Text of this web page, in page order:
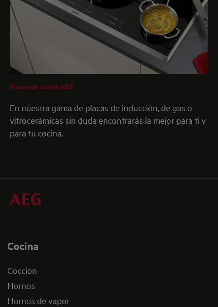
Placas de cocina AEG
En nuestra gama de placas de inducción, de gas o
vitrocerámicas sin duda encontrarás la mejor para ti y
para tu cocina.
Cocina
Cocción
Hornos
Hornos de vapor